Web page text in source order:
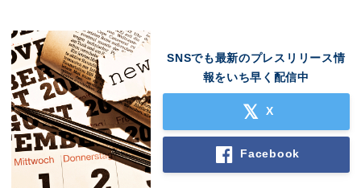
SNSでも最新のプレスリリース情
報をいち早く配信中
X
Facebook
Japanese